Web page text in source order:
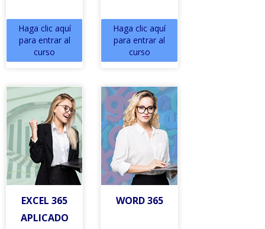
Haga clic aquí
para entrar al
curso
Haga clic aquí
para entrar al
curso
EXCEL 365
APLICADO
WORD 365